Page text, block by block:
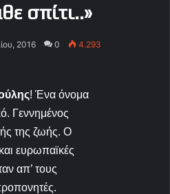
σπίτι..»
2016 0 4.293
! Ένα όνομα
Γεννημένος
της ζωής. Ο
ευρωπαϊκές
απ’ τους